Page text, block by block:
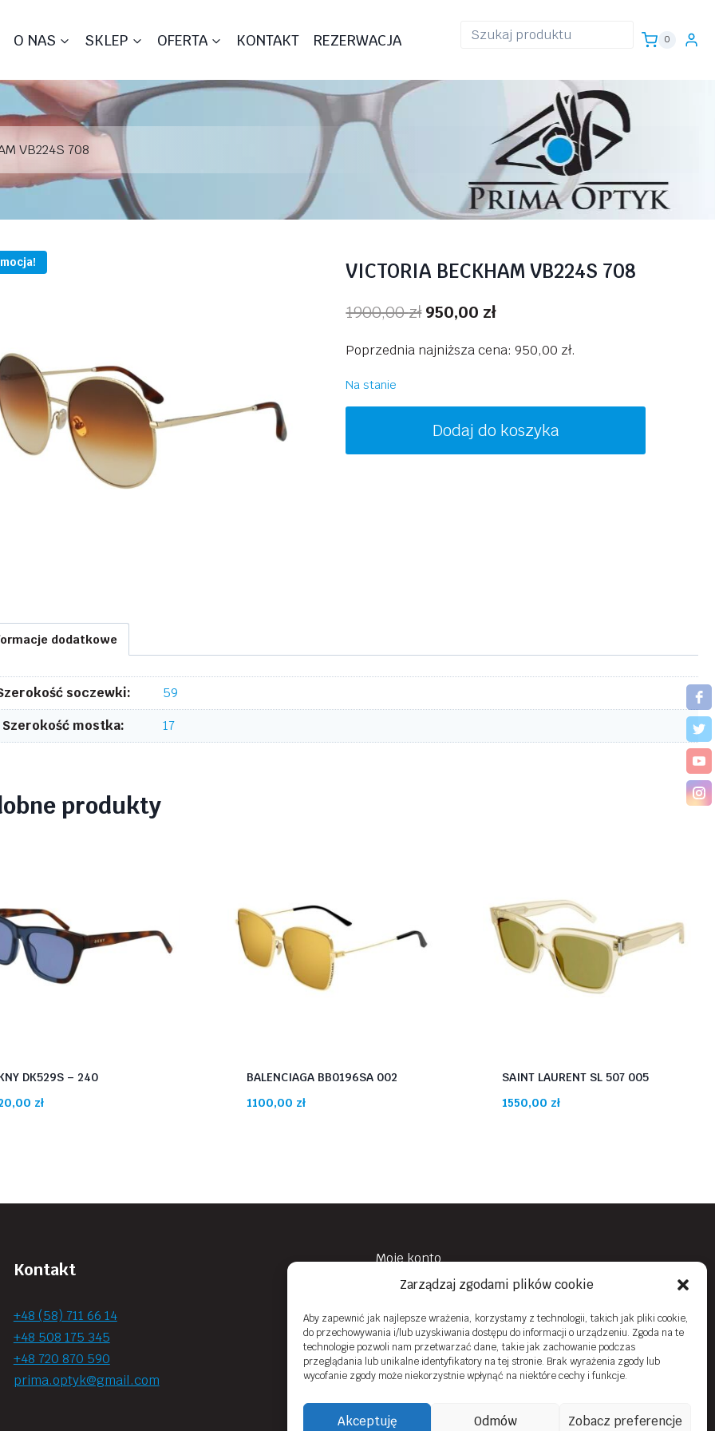
Zarządzaj zgodami plików cookie
Aby zapewnić jak najlepsze wrażenia, korzystamy z technologii, takich jak pliki cookie,
do przechowywania i/lub uzyskiwania dostępu do informacji o urządzeniu. Zgoda na te
technologie pozwoli nam przetwarzać dane, takie jak zachowanie podczas
przeglądania lub unikalne identyfikatory na tej stronie. Brak wyrażenia zgody lub
wycofanie zgody może niekorzystnie wpłynąć na niektóre cechy i funkcje.
Akceptuję Odmów Zobacz preferencje
O NAS SKLEP OFERTA KONTAKT REZERWACJA 0
VB224S 708
VICTORIA BECKHAM VB224S 708
1900,00zł Pierwotna
wynosiła:
950,00 złAktualna
wynosi:
Poprzednia najniższa cena:950,00 zł.
Na stanie
BECKHAM
Dodaj do koszyka
dodatkowe
soczewki:
59
Szerokość mostka:
17
produkty
DK529S – 240
zł
BALENCIAGA BB0196SA 002
1100,00 zł
SAINT LAURENT SL 507 005
1550,00 zł
Kontakt
+48 (58) 711 66 14
+48 508 175 345
+48 720 870 590
prima.optyk@gmail.com
Moje konto
Obowiązek Informacyjny
Polityka prywatności
Zwroty i reklamacje
Regulamin sklepu online
Kontakt